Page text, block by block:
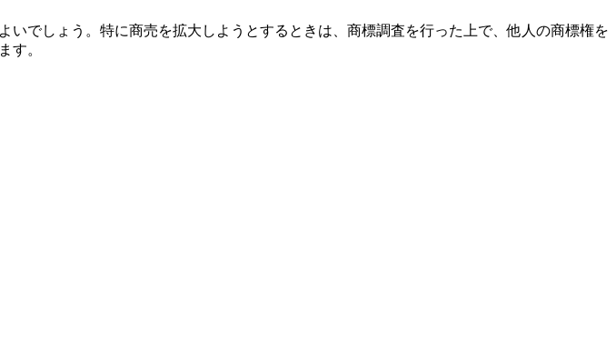
でしょう。特に商売を拡大しようとするときは、商標調査を行った上で、他人の商標権を
す。